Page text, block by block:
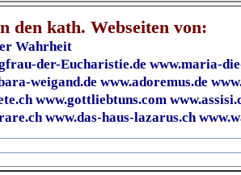
den kath. Webseiten von:
Wahrheit
der-Eucharistie.de www.maria-
weigand.de www.adoremus.de
www.gottliebtuns.com
www.das-haus-lazarus.ch